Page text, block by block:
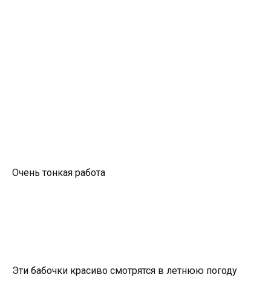
Очень тонкая работа
Эти бабочки красиво смотрятся в летнюю погоду